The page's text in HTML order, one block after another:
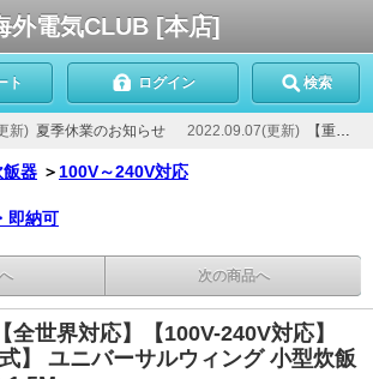
外電気CLUB [本店]
ト ログイン 検索
新) 夏季休業のお知らせ 2022.09.07(更新) 【重要】当店からのメールが届かないお客様へ
飯器 ＞ 100V～240V対応
即納可
次の商品へ
全世界対応】【100V-240V対応】
】 ユニバーサルウィング 小型炊飯